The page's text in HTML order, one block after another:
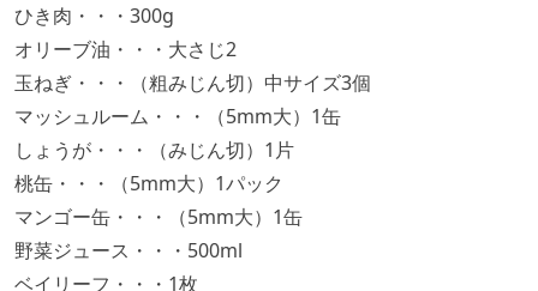
ひき肉・・・300g
オリーブ油・・・大さじ2
玉ねぎ・・・（粗みじん切）中サイズ3個
マッシュルーム・・・（5mm大）1缶
しょうが・・・（みじん切）1片
桃缶・・・（5mm大）1パック
マンゴー缶・・・（5mm大）1缶
野菜ジュース・・・500ml
ベイリーフ・・・1枚